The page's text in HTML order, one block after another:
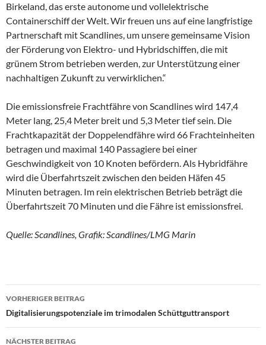
Birkeland, das erste autonome und vollelektrische
Containerschiff der Welt. Wir freuen uns auf eine langfristige
Partnerschaft mit Scandlines, um unsere gemeinsame Vision
der Förderung von Elektro- und Hybridschiffen, die mit
grünem Strom betrieben werden, zur Unterstützung einer
nachhaltigen Zukunft zu verwirklichen.“
Die emissionsfreie Frachtfähre von Scandlines wird 147,4
Meter lang, 25,4 Meter breit und 5,3 Meter tief sein. Die
Frachtkapazität der Doppelendfähre wird 66 Frachteinheiten
betragen und maximal 140 Passagiere bei einer
Geschwindigkeit von 10 Knoten befördern. Als Hybridfähre
wird die Überfahrtszeit zwischen den beiden Häfen 45
Minuten betragen. Im rein elektrischen Betrieb beträgt die
Überfahrtszeit 70 Minuten und die Fähre ist emissionsfrei.
Quelle: Scandlines, Grafik: Scandlines/LMG Marin
Beitragsnavigation
VORHERIGER BEITRAG
Digitalisierungspotenziale im trimodalen Schüttguttransport
NÄCHSTER BEITRAG